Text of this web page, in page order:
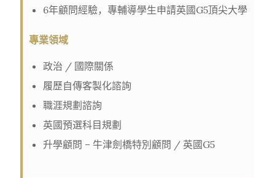
6年顧問經驗，專輔導學生申請英國G5頂尖大學
專業領域
政治 / 國際關係
履歷自傳客製化諮詢
職涯規劃諮詢
英國預選科目規劃
升學顧問 – 牛津劍橋特別顧問 / 英國G5